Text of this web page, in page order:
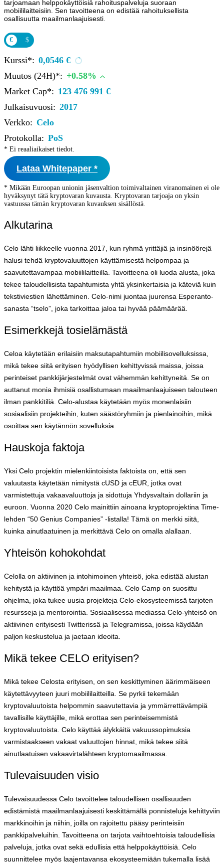
tarjoamaan helppokäyttöisiä rahoituspalveluja suoraan
mobiililaitteisiin. Sen tavoitteena on edistää rahoituksellista
osallisuutta maailmanlaajuisesti.
€ $
Kurssi*: 0,0546 €
Muutos (24H)*: +0.58%
Market Cap*: 123 476 991 €
Julkaisuvuosi: 2017
Verkko: Celo
Protokolla: PoS
* Ei reaaliaikaiset tiedot.
Lataa Whitepaper *
* Mikään Euroopan unionin jäsenvaltion toimivaltainen viranomainen ei ole
hyväksynyt tätä kryptovaran kuvausta. Kryptovaran tarjoaja on yksin
vastuussa tämän kryptovaran kuvauksen sisällöstä.
Alkutarina
Celo lähti liikkeelle vuonna 2017, kun ryhmä yrittäjiä ja insinöörejä
halusi tehdä kryptovaluuttojen käyttämisestä helpompaa ja
saavutettavampaa mobiililaitteilla. Tavoitteena oli luoda alusta, joka
tekee taloudellisista tapahtumista yhtä yksinkertaisia ja käteviä kuin
tekstiviestien lähettäminen. Celo-nimi juontaa juurensa Esperanto-
sanasta “tselo”, joka tarkoittaa jaloa tai hyvää päämäärää.
Esimerkkejä tosielämästä
Celoa käytetään erilaisiin maksutapahtumiin mobiilisovelluksissa,
mikä tekee siitä erityisen hyödyllisen kehittyvissä maissa, joissa
perinteiset pankkijärjestelmät ovat vähemmän kehittyneitä. Se on
auttanut monia ihmisiä osallistumaan maailmanlaajuiseen talouteen
ilman pankkitiliä. Celo-alustaa käytetään myös monenlaisiin
sosiaalisiin projekteihin, kuten säästöryhmiin ja pienlainoihin, mikä
osoittaa sen käytännön sovelluksia.
Hauskoja faktoja
Yksi Celo projektin mielenkiintoisista faktoista on, että sen
valuutasta käytetään nimitystä cUSD ja cEUR, jotka ovat
varmistettuja vakaavaluuttoja ja sidottuja Yhdysvaltain dollariin ja
euroon. Vuonna 2020 Celo mainittiin ainoana kryptoprojektina Time-
lehden “50 Genius Companies” -listalla! Tämä on merkki siitä,
kuinka ainutlaatuinen ja merkittävä Celo on omalla alallaan.
Yhteisön kohokohdat
Celolla on aktiivinen ja intohimoinen yhteisö, joka edistää alustan
kehitystä ja käyttöä ympäri maailmaa. Celo Camp on suosittu
ohjelma, joka tukee uusia projekteja Celo-ekosysteemissä tarjoten
resursseja ja mentorointia. Sosiaalisessa mediassa Celo-yhteisö on
aktiivinen erityisesti Twitterissä ja Telegramissa, joissa käydään
paljon keskustelua ja jaetaan ideoita.
Mikä tekee CELO erityisen?
Mikä tekee Celosta erityisen, on sen keskittyminen äärimmäiseen
käytettävyyteen juuri mobiililaitteilla. Se pyrkii tekemään
kryptovaluutoista helpommin saavutettavia ja ymmärrettävämpiä
tavallisille käyttäjille, mikä erottaa sen perinteisemmistä
kryptovaluutoista. Celo käyttää älykkäitä vakuussopimuksia
varmistaakseen vakaat valuuttojen hinnat, mikä tekee siitä
ainutlaatuisen vakaavirtalähteen kryptomaailmassa.
Tulevaisuuden visio
Tulevaisuudessa Celo tavoittelee taloudellisen osallisuuden
edistämistä maailmanlaajuisesti keskittämällä ponnisteluja kehittyviin
markkinoihin ja niihin, joilla on rajoitettu pääsy perinteisiin
pankkipalveluihin. Tavoitteena on tarjota vaihtoehtoisia taloudellisia
palveluja, jotka ovat sekä edullisia että helppokäyttöisiä. Celo
suunnittelee myös laajentavansa ekosysteemiään tukemalla lisää